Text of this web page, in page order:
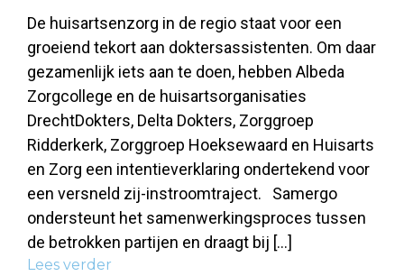
De huisartsenzorg in de regio staat voor een
groeiend tekort aan doktersassistenten. Om daar
gezamenlijk iets aan te doen, hebben Albeda
Zorgcollege en de huisartsorganisaties
DrechtDokters, Delta Dokters, Zorggroep
Ridderkerk, Zorggroep Hoeksewaard en Huisarts
en Zorg een intentieverklaring ondertekend voor
een versneld zij-instroomtraject. Samergo
ondersteunt het samenwerkingsproces tussen
de betrokken partijen en draagt bij […]
Lees verder